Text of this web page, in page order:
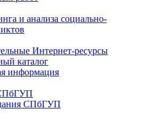
и анализа социально-
Интернет-ресурсы
каталог
информация
СПбГУП